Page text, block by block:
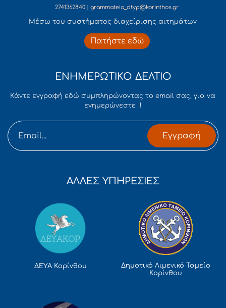
2741362840 | grammateia_dtyp@korinthos.gr
Mέσω του συστήματος διαχείρισης αιτημάτων
Πατήστε εδώ
ΕΝΗΜΕΡΩΤΙΚΟ ΔΕΛΤΙΟ
Κάντε εγγραφή εδώ συμπληρώνοντας το email σας, για να
ενημερώνεστε !
Εγγραφή
ΑΛΛΕΣ ΥΠΗΡΕΣΙΕΣ
ΔΕΥΑ Κορίνθου
Δημοτικό Λιμενικό Ταμείο
Κορίνθου